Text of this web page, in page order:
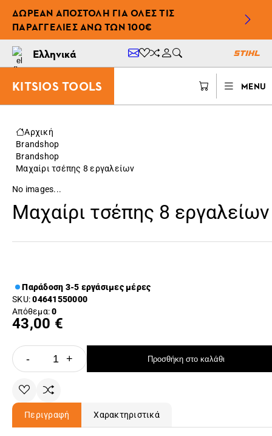
ΔΩΡΕΆΝ ΑΠΟΣΤΟΛΉ ΓΙΑ ΌΛΕΣ ΤΙΣ
ΠΑΡΑΓΓΕΛΊΕΣ ΆΝΩ ΤΩΝ 100€
Ελληνικά
KITSIOS TOOLS MENU
Αρχική
Brandshop
Brandshop
Μαχαίρι τσέπης 8 εργαλείων
No images...
Μαχαίρι τσέπης 8 εργαλείων
Παράδοση 3-5 εργάσιμες μέρες
SKU:04641550000
Απόθεμα:0
43,00 €
- + Προσθήκη στο καλάθι
Περιγραφή Χαρακτηριστικά